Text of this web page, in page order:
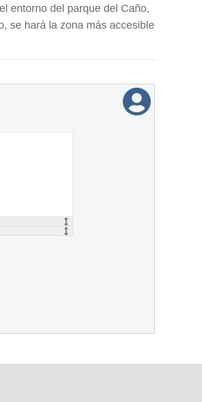
entorno del parque del Caño,
se hará la zona más accesible